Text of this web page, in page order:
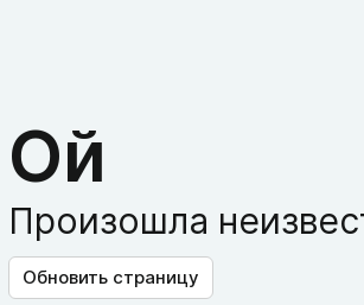
Ой
Произошла
Обновить страницу